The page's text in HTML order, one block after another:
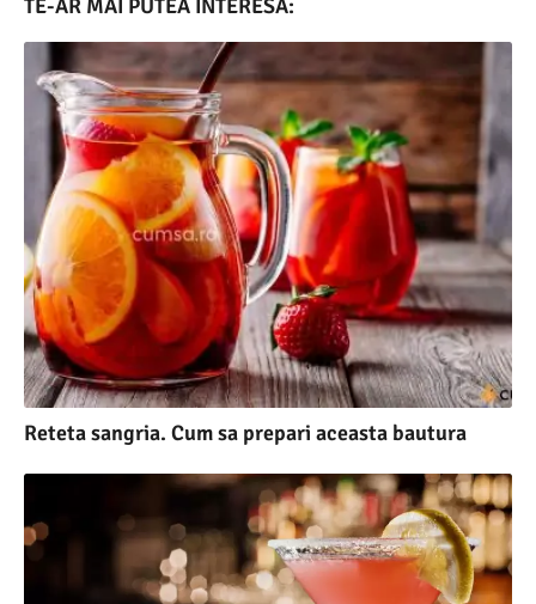
TE-AR MAI PUTEA INTERESA:
Reteta sangria. Cum sa prepari aceasta bautura